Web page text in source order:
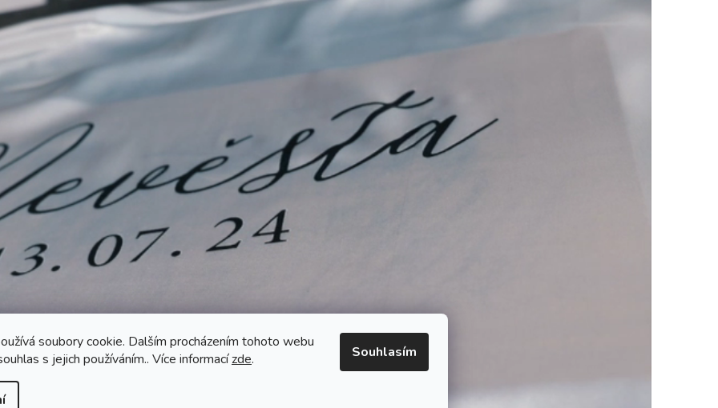
soubory cookie. Dalším procházením tohoto webu
s jejich používáním.. Více informacízde. Souhlasím